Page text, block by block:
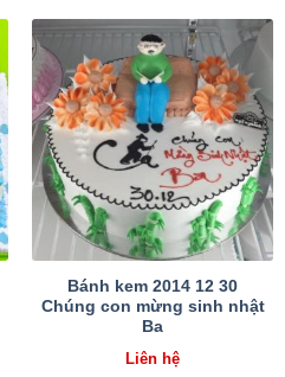
Bánh kem 2014 12 30
Chúng con mừng sinh nhật
Ba
Liên hệ